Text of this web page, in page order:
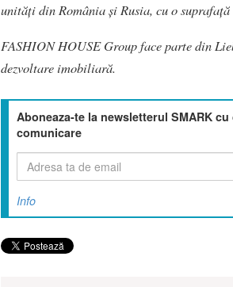
unități din România și Rusia, cu o
FASHION HOUSE Group face parte din
dezvoltare imobiliară.
Aboneaza-te la newsletterul SMARK
comunicare
Info